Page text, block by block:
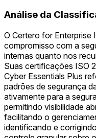
Análise da
O Certero for
compromisso com a
internas quanto nos
Suas certificações ISO
Cyber Essentials Plus
padrões de segurança
ativamente para a
permitindo visibilidade
facilitando o
identificando e